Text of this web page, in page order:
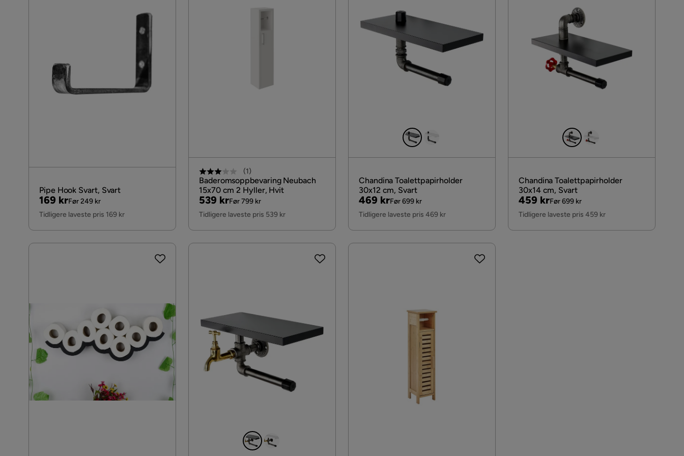
Pipe Hook Svart, Svart
Pris
169 kr
Original
Pris
Før 249 kr
Tidligere laveste pris 169 kr
(1)
Baderomsoppbevaring Neubach
15x70 cm 2 Hyller, Hvit
Pris
539 kr
Original
Pris
Før 799 kr
Tidligere laveste pris 539 kr
Chandina Toalettpapirholder
30x12 cm, Svart
Pris
469 kr
Original
Pris
Før 699 kr
Tidligere laveste pris 469 kr
Chandina Toalettpapirholder
30x14 cm, Svart
Pris
459 kr
Original
Pris
Før 699 kr
Tidligere laveste pris 459 kr